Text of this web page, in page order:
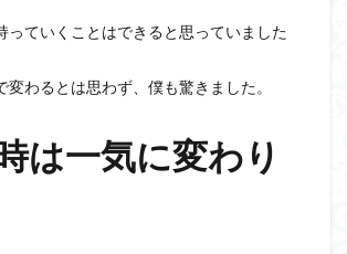
っていくことはできると思っていました
変わるとは思わず、僕も驚きました。
は一気に変わり